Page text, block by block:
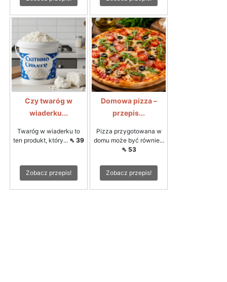
Czy twaróg w
wiaderku...
Twaróg w wiaderku to
ten produkt, który... ⇖ 39
Zobacz przepis!
Domowa pizza –
przepis...
Pizza przygotowana w
domu może być równie...
⇖ 53
Zobacz przepis!